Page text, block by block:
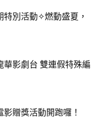
特別活動✧燃動盛夏，
華影劇台 雙連假特殊編
贈獎活動開跑囉！